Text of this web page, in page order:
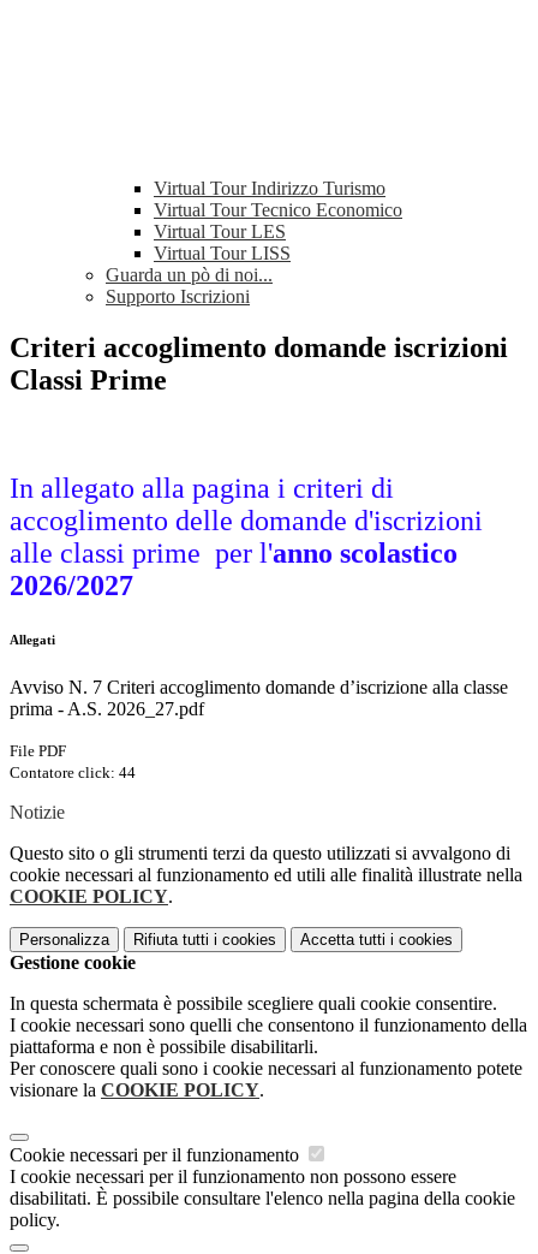
Virtual Tour Indirizzo Turismo
Virtual Tour Tecnico Economico
Virtual Tour LES
Virtual Tour LISS
Guarda un pò di noi...
Supporto Iscrizioni
Criteri accoglimento domande iscrizioni
Classi Prime
In allegato alla pagina i criteri di
accoglimento delle domande d'iscrizioni
alle classi prime per l'anno scolastico
2026/2027
Allegati
Avviso N. 7 Criteri accoglimento domande d’iscrizione alla classe
prima - A.S. 2026_27.pdf
File PDF
Contatore click: 44
Notizie
Questo sito o gli strumenti terzi da questo utilizzati si avvalgono di
cookie necessari al funzionamento ed utili alle finalità illustrate nella
COOKIE POLICY.
Personalizza Rifiuta tutti i cookies Accetta tutti i cookies
Gestione cookie
In questa schermata è possibile scegliere quali cookie consentire.
I cookie necessari sono quelli che consentono il funzionamento della
piattaforma e non è possibile disabilitarli.
Per conoscere quali sono i cookie necessari al funzionamento potete
visionare la COOKIE POLICY.
Cookie necessari per il funzionamento
I cookie necessari per il funzionamento non possono essere
disabilitati. È possibile consultare l'elenco nella pagina della cookie
policy.